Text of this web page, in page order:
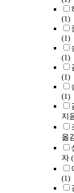
(1)
(1)
(1)
(1)
(1)
지
옮
자
(1)